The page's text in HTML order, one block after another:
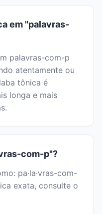
em "palavras-
palavras-com-p
atentamente ou
tônica é
longa e mais
com-p"?
pa·la·vras-com-
exata, consulte o